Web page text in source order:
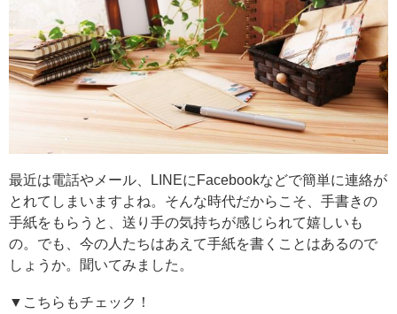
最近は電話やメール、LINEにFacebookなどで簡単に連絡が
とれてしまいますよね。そんな時代だからこそ、手書きの
手紙をもらうと、送り手の気持ちが感じられて嬉しいも
の。でも、今の人たちはあえて手紙を書くことはあるので
しょうか。聞いてみました。
▼こちらもチェック！